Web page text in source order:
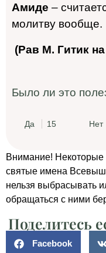
Амиде –
молитву
(Рав М. Гитик
Было ли это
Да 15 Нет
Внимание! Некоторые
святые имена
нельзя выбрасывать
обращаться с ними
Поделитесь
Facebook